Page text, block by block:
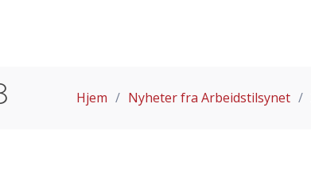
Hjem Nyheter fra Arbeidstilsynet